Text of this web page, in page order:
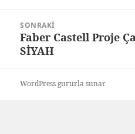
SONRAKI
Sonraki
yazı:
Faber Castell Proje
SİYAH
WordPress gururla sunar